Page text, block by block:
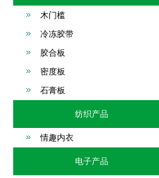
木门槛
冷冻胶带
胶合板
密度板
石膏板
纺织产品
情趣内衣
电子产品